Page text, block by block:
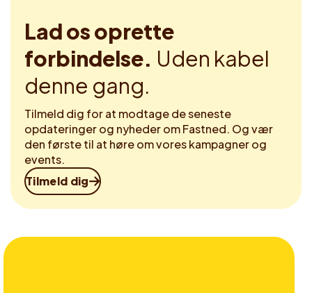
Lad os oprette
forbindelse. Uden kabel
denne gang.
Tilmeld dig for at modtage de seneste
opdateringer og nyheder om Fastned. Og vær
den første til at høre om vores kampagner og
events.
Tilmeld dig